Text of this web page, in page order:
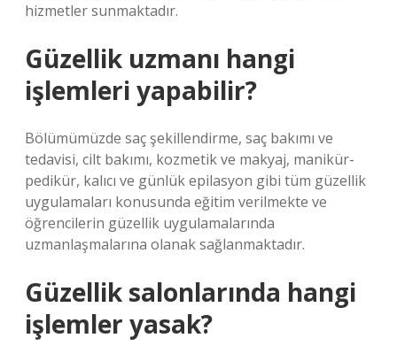
hizmetler sunmaktadır.
Güzellik uzmanı hangi
işlemleri yapabilir?
Bölümümüzde saç şekillendirme, saç bakımı ve
tedavisi, cilt bakımı, kozmetik ve makyaj, manikür-
pedikür, kalıcı ve günlük epilasyon gibi tüm güzellik
uygulamaları konusunda eğitim verilmekte ve
öğrencilerin güzellik uygulamalarında
uzmanlaşmalarına olanak sağlanmaktadır.
Güzellik salonlarında hangi
işlemler yasak?